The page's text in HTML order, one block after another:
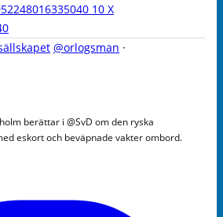
10 X
@orlogsman ·
berättar i @SvD om den ryska
eskort och beväpnade vakter ombord.